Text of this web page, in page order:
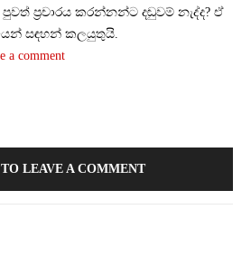
පුවත් ප්‍රචාරය කරන්නන්ට දඬුවම් නැද්ද? ඒ
සඳහන් කලයුතුයි.
a comment
LEAVE A COMMENT